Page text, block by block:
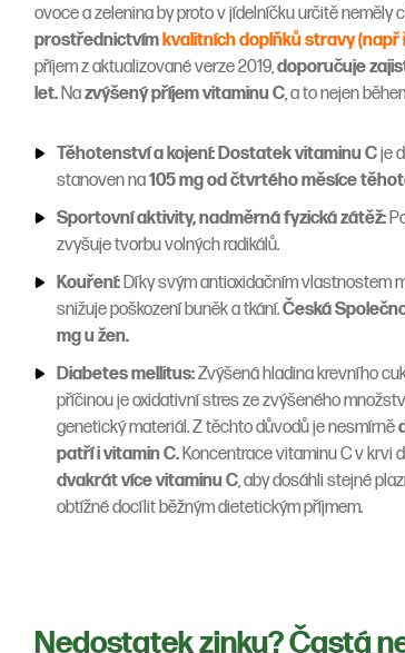
ovoce a zelenina by proto v jídelníčku určitě neměly
prostřednictvímkvalitních doplňků stravy (např
příjem z aktualizované verze 2019,doporučuje
let.Nazvýšený příjem vitaminu C, a to nejen
Těhotenství a kojení: Dostatek vitaminu Cje
stanoven na105 mg od čtvrtého měsíce
Sportovní aktivity, nadměrná fyzická zátěž:
zvyšuje tvorbu volných radikálů.
Kouření:Díky svým antioxidačním vlastnostem
snižuje poškození buněk a tkání.Česká
mg u žen.
Diabetes mellitus:Zvýšená hladina krevního
příčinou je oxidativní stres ze zvýšeného
genetický materiál. Z těchto důvodů je nesmírně
patří i vitamin C.Koncentrace vitaminu C v krvi
dvakrát více vitaminu C, aby dosáhli stejné
obtížné docílit běžným dietetickým příjmem.
Nedostatek zinku? Častá